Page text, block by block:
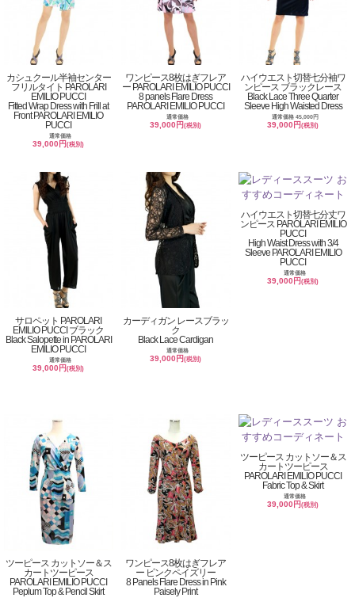
カシュクール半袖センター
フリルタイト PAROLARI
EMILIO PUCCI
Fitted Wrap Dress with Frill at
Front PAROLARI EMILIO
PUCCI
通常価格
39,000円(税別)
ワンピース8枚はぎフレア
ー PAROLARI EMILIO PUCCI
8 panels Flare Dress
PAROLARI EMILIO PUCCI
通常価格
39,000円(税別)
ハイウエスト切替七分袖ワ
ンピース ブラックレース
Black Lace Three Quarter
Sleeve High Waisted Dress
通常価格 45,000円
39,000円(税別)
サロペット PAROLARI
EMILIO PUCCI ブラック
Black Salopette in PAROLARI
EMILIO PUCCI
通常価格
39,000円(税別)
カーディガン レースブラッ
ク
Black Lace Cardigan
通常価格
39,000円(税別)
ハイウエスト切替七分丈ワ
ンピース PAROLARI EMILIO
PUCCI
High Waist Dress with 3/4
Sleeve PAROLARI EMILIO
PUCCI
通常価格
39,000円(税別)
ツーピース カットソー＆ス
カートツーピース
PAROLARI EMILIO PUCCI
Peplum Top & Pencil Skirt
ワンピース8枚はぎフレア
ー ピンクペイズリー
8 Panels Flare Dress in Pink
Paisely Print
ツーピース カットソー＆ス
カートツーピース
PAROLARI EMILIO PUCCI
Fabric Top & Skirt
通常価格
39,000円(税別)